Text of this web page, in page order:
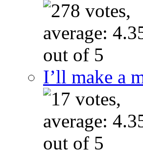
I’ll make a